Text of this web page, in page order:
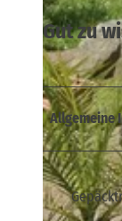
Gut zu
Allgemeine